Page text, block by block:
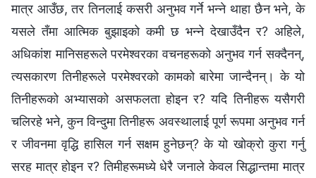
मात्र आउँछ, तर तिनलाई कसरी अनुभव गर्ने भन्‍ने थाहा छैन भने, के
यसले तँमा आत्मिक बुझाइको कमी छ भन्‍ने देखाउँदैन र? अहिले,
अधिकांश मानिसहरूले परमेश्‍वरका वचनहरूको अनुभव गर्न सक्दैनन्,
त्यसकारण तिनीहरूले परमेश्‍वरको कामको बारेमा जान्दैनन्। के यो
तिनीहरूको अभ्यासको असफलता होइन र? यदि तिनीहरू यसैगरी
चलिरहे भने, कुन विन्दुमा तिनीहरू अवस्थालाई पूर्ण रूपमा अनुभव गर्न
र जीवनमा वृद्धि हासिल गर्न सक्षम हुनेछन्? के यो खोक्रो कुरा गर्नु
सरह मात्र होइन र? तिमीहरूमध्ये धेरै जनाले केवल सिद्धान्तमा मात्र